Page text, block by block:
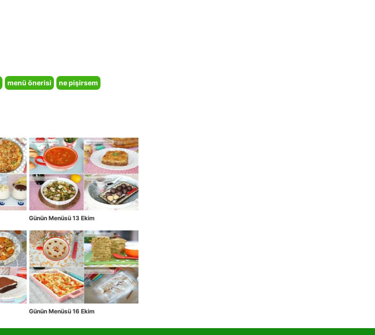
menü önerisi
ne pişirsem
Günün Menüsü 13 Ekim
Günün Menüsü 16 Ekim